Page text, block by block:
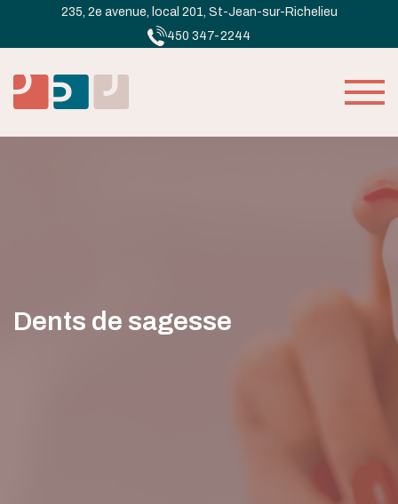
235, 2e avenue, local 201, St-Jean-sur-Richelieu
450 347-2244
Dents de sagesse